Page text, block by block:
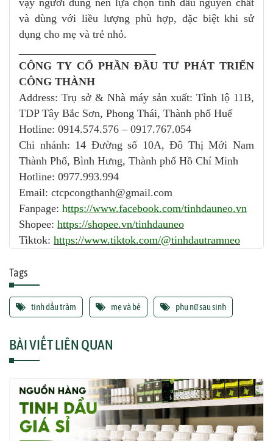
và dùng với liều lượng phù hợp, đặc biệt khi sử
dụng cho mẹ và trẻ nhỏ.
CÔNG TY CỔ PHẦN ĐẦU TƯ PHÁT TRIỂN
CÔNG THÀNH
Address: Trụ sở & Nhà máy sản xuất: Tỉnh lộ 11B,
TDP Tây Bắc Sơn, Phong Thái, Thành phố Huế
Hotline: 0914.574.576 – 0917.767.054
Chi nhánh: 14 Đường số 10A, Đô Thị Mới Nam
Thành Phố, Bình Hưng, Thành phố Hồ Chí Minh
Hotline: 0977.993.994
Email: ctcpcongthanh@gmail.com
Fanpage: https://www.facebook.com/tinhdauneo.vn
Shopee: https://shopee.vn/tinhdauneo
Tiktok: https://www.tiktok.com/@tinhdautramneo
Tags
tinh dầu tràm mẹ và bé phụ nữ sau sinh
BÀI VIẾT LIÊN QUAN